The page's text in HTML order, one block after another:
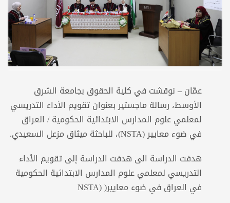
عمّان – نوقشت في كلية الحقوق بجامعة الشرق
الأوسط، رسالة ماجستير بعنوان تقويم الأداء التدريسي
لمعلمي علوم المدارس الابتدائية الحكومية / العراق
في ضوء معايير (NSTA)، للباحثة ميثاق مزعل السعيدي.
هدفت الدراسة الى هدفت الدراسة إلى تقويم الأداء
التدريسي لمعلمي علوم المدارس الابتدائية الحكومية
في العراق في ضوء معايير( (NSTA